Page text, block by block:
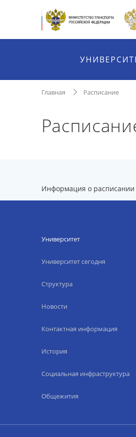
Главная Расписание
Информация о расписании
Университет
Университет сегодня
Структура
Новости
Контактная информация
История
Социальная инфраструктура
Общежития